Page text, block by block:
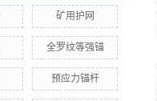
矿用护网
全罗纹等强锚
预应力锚杆